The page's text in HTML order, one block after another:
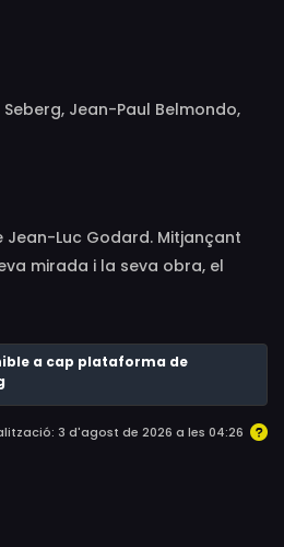
Jean-Paul Belmondo,
Miéville, Dick Cavett,
Claude Brasseur, Anne
Serge Daney
Jean-Luc Godard. Mitjançant
mirada i la seva obra, el
d’una vida de cinema, la
molt més a ell mateix,
el seu art.
a cap plataforma de
3 d'agost de 2026 a les 04:26